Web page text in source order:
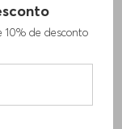
10% de desconto
COM